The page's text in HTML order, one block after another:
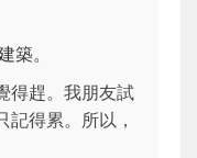
築。
得趕。我朋友試
得累。所以，